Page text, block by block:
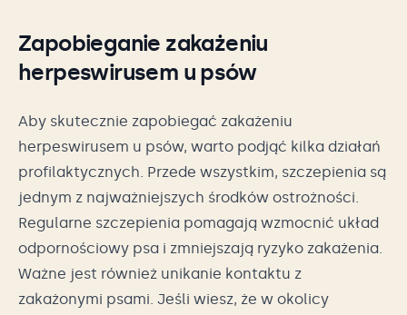
Zapobieganie zakażeniu
herpeswirusem u psów
Aby skutecznie zapobiegać zakażeniu
herpeswirusem u psów, warto podjąć kilka działań
profilaktycznych. Przede wszystkim, szczepienia są
jednym z najważniejszych środków ostrożności.
Regularne szczepienia pomagają wzmocnić układ
odpornościowy psa i zmniejszają ryzyko zakażenia.
Ważne jest również unikanie kontaktu z
zakażonymi psami. Jeśli wiesz, że w okolicy